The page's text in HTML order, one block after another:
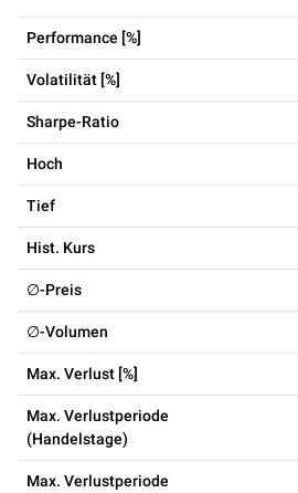
Performance [%]
Volatilität [%]
Sharpe-Ratio
Hoch
Tief
Hist. Kurs
∅-Preis
∅-Volumen
Max. Verlust [%]
Max. Verlustperiode
(Handelstage)
Max. Verlustperiode